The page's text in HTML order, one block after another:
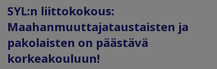
SYL:n liittokokous:
Maahanmuuttajataustaisten ja
pakolaisten on päästävä
korkeakouluun!